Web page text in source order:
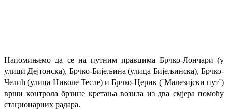
Напомињемо да се на путним правцима Брчко-Лончари (у
улици Дејтонска), Брчко-Бијељина (улица Бијељинска), Брчко-
Челић (улица Николе Тесле) и Брчко-Церик (¨Малезијски пут¨)
врши контрола брзине кретања возила из два смјера помоћу
стационарних радара.